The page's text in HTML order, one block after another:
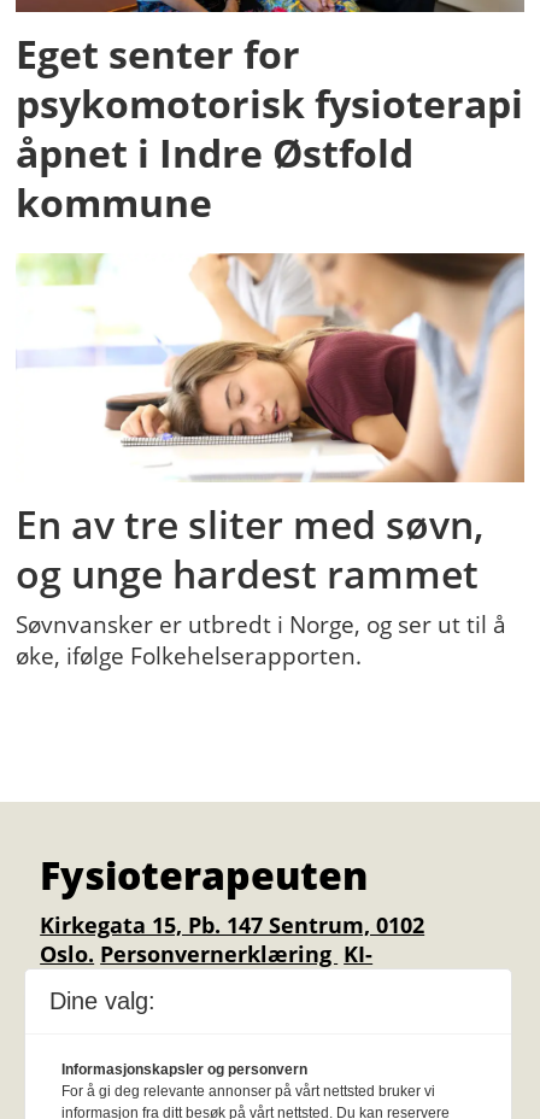
Eget senter for
psykomotorisk fysioterapi
åpnet i Indre Østfold
kommune
En av tre sliter med søvn,
og unge hardest rammet
Søvnvansker er utbredt i Norge, og ser ut til å
øke, ifølge Folkehelserapporten.
Fysioterapeuten
Kirkegata 15, Pb. 147 Sentrum, 0102
Oslo. Personvernerklæring KI-
o.no.
Annonsere:Her er info om annonsepriser
og frister.Stillingsannonse klikk her.
Dine valg:
Informasjonskapsler og personvern
For å gi deg relevante annonser på vårt nettsted bruker vi
informasjon fra ditt besøk på vårt nettsted. Du kan reservere